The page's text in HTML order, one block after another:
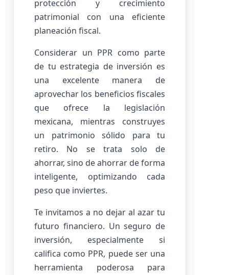
protección y crecimiento
patrimonial con una eficiente
planeación fiscal.
Considerar un PPR como parte
de tu estrategia de inversión es
una excelente manera de
aprovechar los beneficios fiscales
que ofrece la legislación
mexicana, mientras construyes
un patrimonio sólido para tu
retiro. No se trata solo de
ahorrar, sino de ahorrar de forma
inteligente, optimizando cada
peso que inviertes.
Te invitamos a no dejar al azar tu
futuro financiero. Un seguro de
inversión, especialmente si
califica como PPR, puede ser una
herramienta poderosa para